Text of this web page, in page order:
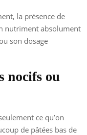
la présence de
nutriment absolument
son dosage
nocifs ou
ce qu’on
de pâtées bas de